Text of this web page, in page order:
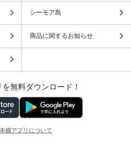
シーモア島
商品に関するお知らせ
無料ダウンロード！
本棚アプリについて